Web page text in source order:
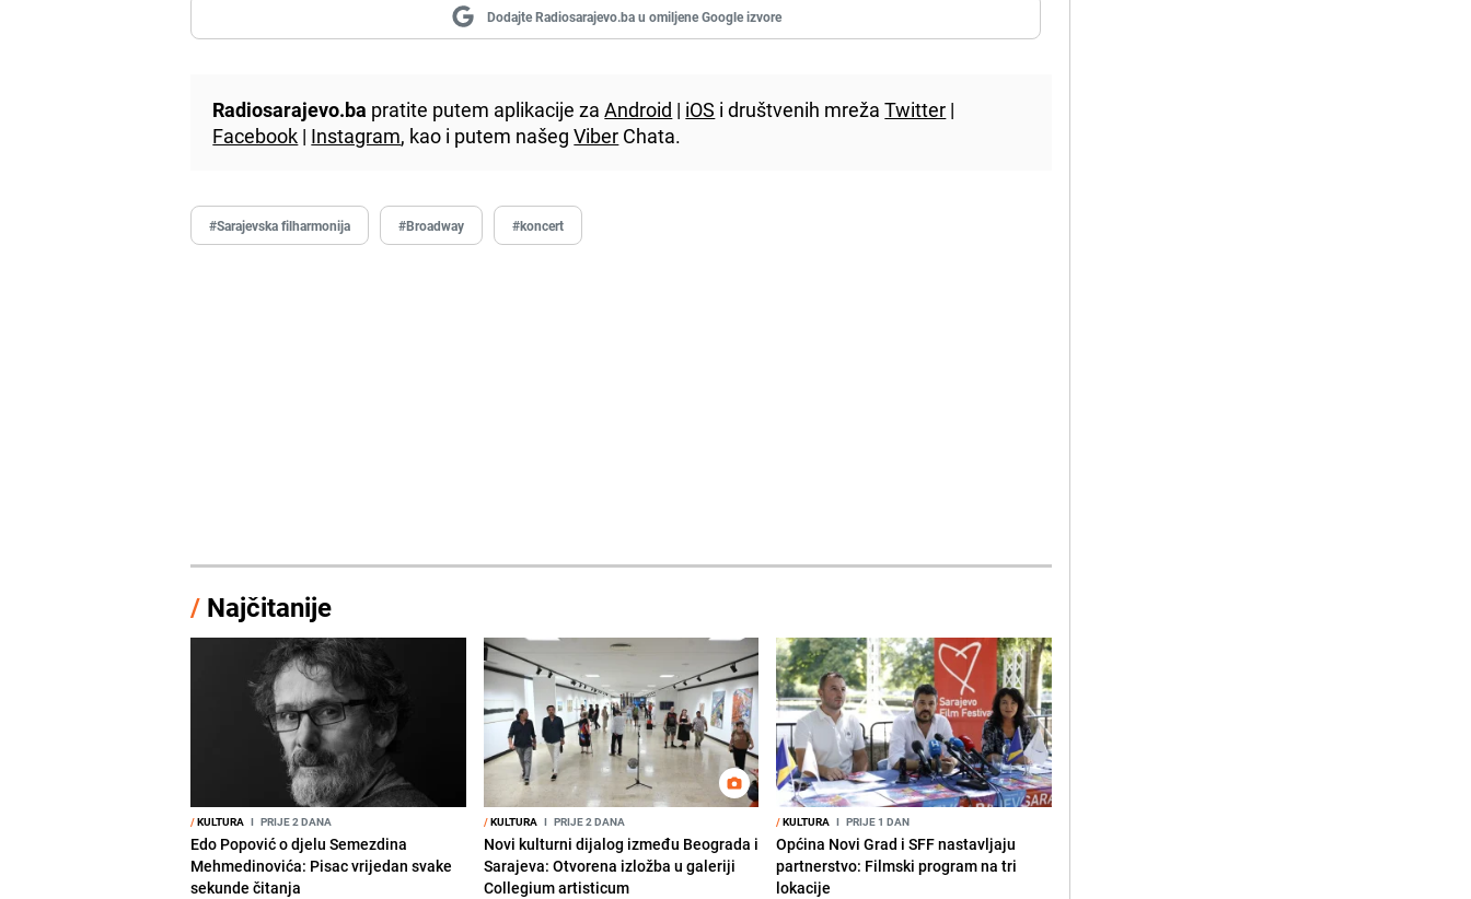
Dodajte Radiosarajevo.ba u omiljene Google izvore
Radiosarajevo.ba pratite putem aplikacije zaAndroid | iOS i društvenih mrežaTwitter |
Facebook | Instagram, kao i putem našegViber Chata.
#Sarajevska filharmonija #Broadway #koncert
/ Najčitanije
/KULTURA I PRIJE 2 DANA
Edo Popović o djelu Semezdina
Mehmedinovića: Pisac vrijedan svake
sekunde čitanja
/KULTURA I PRIJE 2 DANA
Novi kulturni dijalog između Beograda i
Sarajeva: Otvorena izložba u galeriji
Collegium artisticum
/KULTURA I PRIJE 1 DAN
Općina Novi Grad i SFF nastavljaju
partnerstvo: Filmski program na tri
lokacije